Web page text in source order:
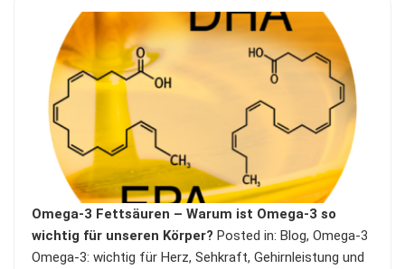
Omega-3 Fettsäuren – Warum ist Omega-3 so
wichtig für unseren Körper? Posted in: Blog,Omega-3
Omega-3: wichtig für Herz, Sehkraft, Gehirnleistung und